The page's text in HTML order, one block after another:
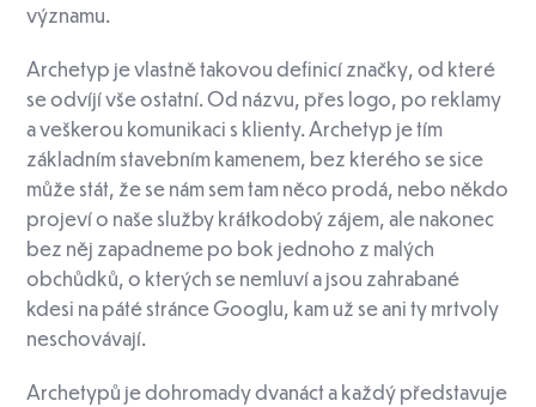
významu.
Archetyp je vlastně takovou definicí značky, od které
se odvíjí vše ostatní. Od názvu, přes logo, po reklamy
a veškerou komunikaci s klienty. Archetyp je tím
základním stavebním kamenem, bez kterého se sice
může stát, že se nám sem tam něco prodá, nebo někdo
projeví o naše služby krátkodobý zájem, ale nakonec
bez něj zapadneme po bok jednoho z malých
obchůdků, o kterých se nemluví a jsou zahrabané
kdesi na páté stránce Googlu, kam už se ani ty mrtvoly
neschovávají.
Archetypů je dohromady dvanáct a každý představuje